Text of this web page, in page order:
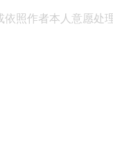
照作者本人意愿处